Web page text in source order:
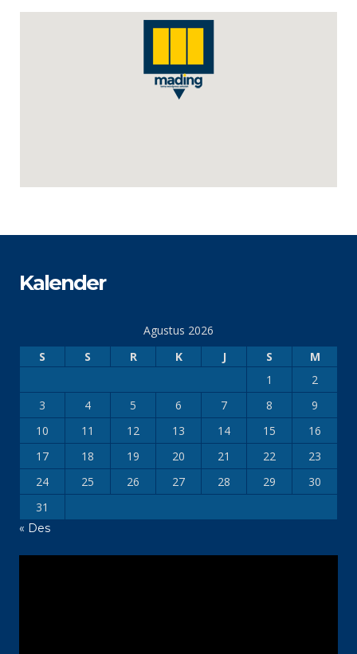
Kalender
Agustus 2026
S
S R K J S
M
1
2
3
4 5 6 7 8
9
10
11 12 13 14 15
16
17
18 19 20 21 22
23
24
25 26 27 28 29
30
31
« Des